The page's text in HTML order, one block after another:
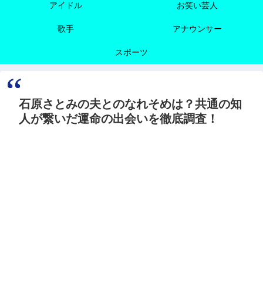
アイドル お笑い芸人
歌手 アナウンサー
スポーツ
石原さとみの夫とのなれそめは？共通の知
人が繋いだ運命の出会いを徹底調査！